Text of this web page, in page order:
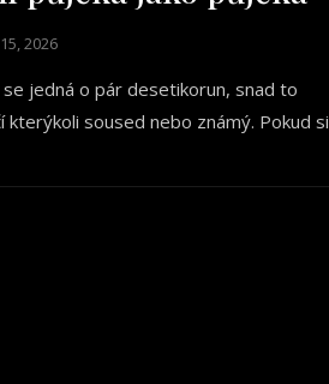
2026
se jedná o pár desetikorun, snad to
kterýkoli soused nebo známý. Pokud si